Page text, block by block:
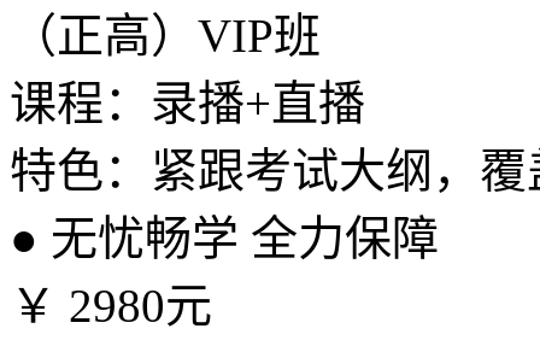
（正高）VIP班
课程：录播+直播
特色：紧跟考试大纲，
● 无忧畅学 全力保障
￥ 2980元